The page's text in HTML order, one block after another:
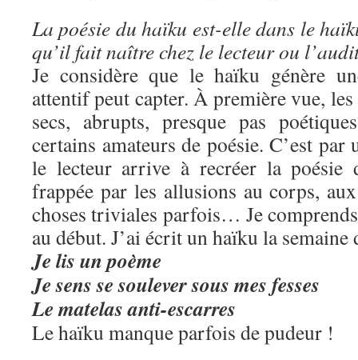
La poésie du haïku est-elle dans le
qu’il fait naître chez le lecteur ou
Je considère que le haïku génère
attentif peut capter. À première vue,
secs, abrupts, presque pas
certains amateurs de poésie. C’est par
le lecteur arrive à recréer la poésie
frappée par les allusions au corps,
choses triviales parfois… Je
au début. J’ai écrit un haïku la
Je lis un poème
Je sensse souleversous mes fesses
Le matelas anti-escarres
Le haïku manque parfois de pudeur !